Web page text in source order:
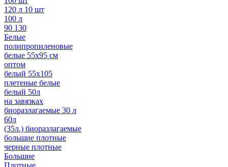
120 л 10 шт
100 л
90 130
Белые
полипропиленовые
белые 55х95 см
оптом
белый 55х105
плетеные белые
белый 50л
на завязках
биоразлагаемые 30 л
60л
(35л.) биоразлагаемые
большие плотные
черные плотные
Большие
Плотные